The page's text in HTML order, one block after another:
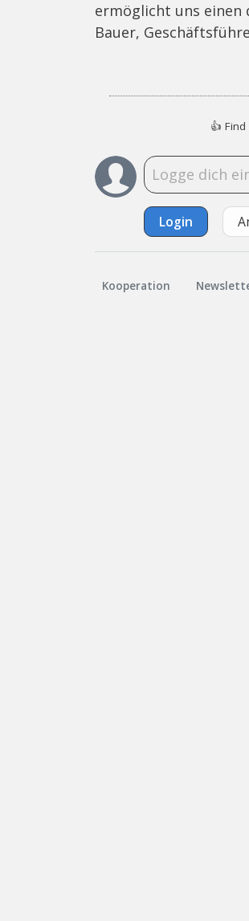
ermöglicht uns einen
Bauer,
👍 Find
Login
Kooperation